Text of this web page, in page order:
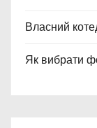
Власний
Як вибрати